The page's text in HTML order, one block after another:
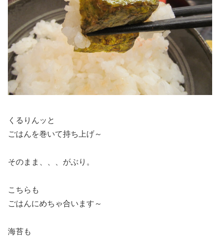
くるりんッと
ごはんを巻いて持ち上げ～
そのまま、、、がぶり。
こちらも
ごはんにめちゃ合います～
海苔も